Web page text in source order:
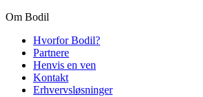
Om Bodil
Hvorfor Bodil?
Partnere
Henvis en ven
Kontakt
Erhvervsløsninger